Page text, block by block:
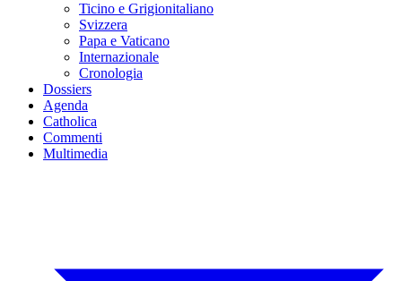
Ticino e Grigionitaliano
Svizzera
Papa e Vaticano
Internazionale
Cronologia
Dossiers
Agenda
Catholica
Commenti
Multimedia